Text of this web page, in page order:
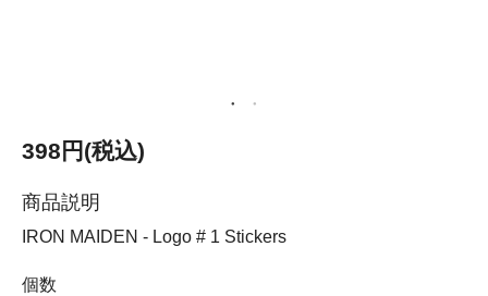
398円(税込)
商品説明
IRON MAIDEN - Logo # 1 Stickers
個数